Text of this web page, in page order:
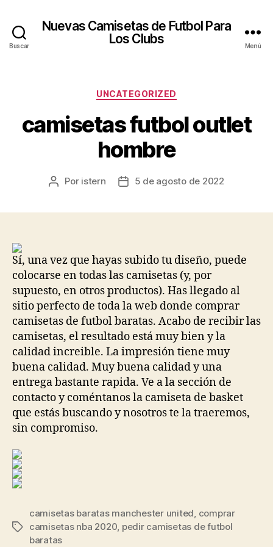
Buscar
Nuevas Camisetas de Futbol Para
Los Clubs
Menú
Categorías
UNCATEGORIZED
camisetas futbol outlet
hombre
Autor
Por istern
Fecha5 de agosto de 2022
Sí, una vez que hayas subido tu diseño, puede
colocarse en todas las camisetas (y, por
supuesto, en otros productos). Has llegado al
sitio perfecto de toda la web donde comprar
camisetas de futbol baratas. Acabo de recibir las
camisetas, el resultado está muy bien y la
calidad increible. La impresión tiene muy
buena calidad. Muy buena calidad y una
entrega bastante rapida. Ve a la sección de
contacto y coméntanos la camiseta de basket
que estás buscando y nosotros te la traeremos,
sin compromiso.
Etiquetas
camisetas baratas manchester united, comprar
camisetas nba 2020, pedir camisetas de futbol
baratas